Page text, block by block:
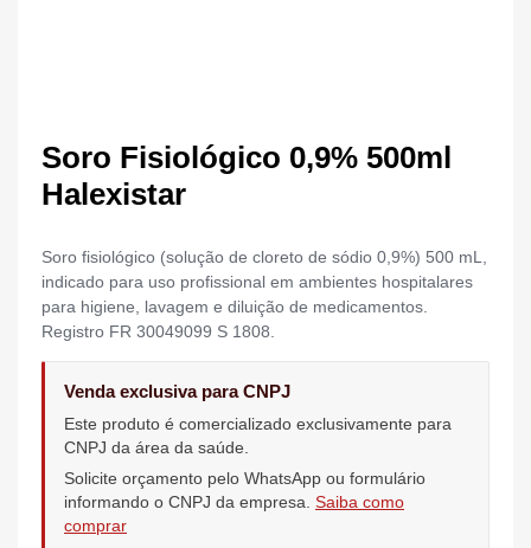
Soro Fisiológico 0,9% 500ml
Halexistar
Soro fisiológico (solução de cloreto de sódio 0,9%) 500 mL,
indicado para uso profissional em ambientes hospitalares
para higiene, lavagem e diluição de medicamentos.
Registro FR 30049099 S 1808.
Venda exclusiva para CNPJ
Este produto é comercializado exclusivamente para
CNPJ da área da saúde.
Solicite orçamento pelo WhatsApp ou formulário
informando o CNPJ da empresa. Saiba como
comprar